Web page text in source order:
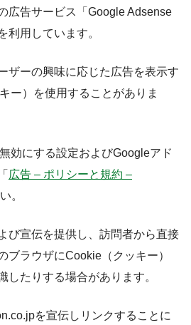
広告サービス「Google Adsense
利用しています。
ザーの興味に応じた広告を表示す
ー）を使用することがありま
効にする設定およびGoogleアド
広告 – ポリシーと規約 –
。
び宣伝を提供し、訪問者から直接
ブラウザにCookie（クッキー）
したりする場合があります。
を宣伝しリンクすることに